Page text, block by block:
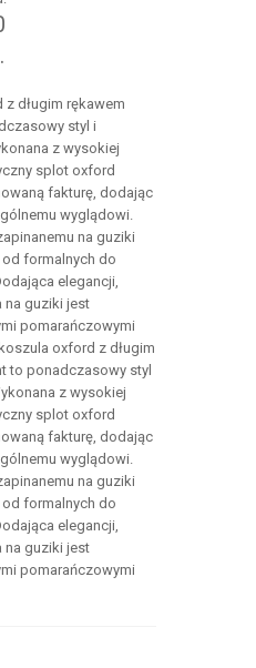
długim rękawem
styl i
z wysokiej
splot oxford
fakturę, dodając
wyglądowi.
na guziki
formalnych do
elegancji,
na guziki jest
pomarańczowymi
oxford z długim
to ponadczasowy styl
z wysokiej
splot oxford
fakturę, dodając
wyglądowi.
na guziki
formalnych do
elegancji,
na guziki jest
pomarańczowymi